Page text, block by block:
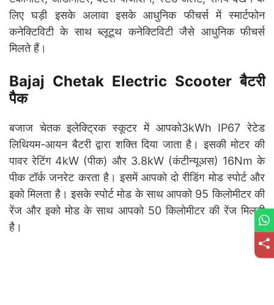
लिए घड़ी इसके अलावा इसके आधुनिक फीचर्स में स्मार्टफोन
कनेक्टिविटी के साथ ब्लूटूथ कनेक्टिविटी जैसे आधुनिक फीचर्स
मिलते हैं।
Bajaj Chetak Electric Scooter बैटरी
पैक
बजाज चेतक इलेक्ट्रिक स्कूटर में आपको3kWh IP67 रेटेड
लिथियम-आयन बैटरी द्वारा शक्ति दिया जाता है। इसकी मोटर की
पावर रेटिंग 4kW (पीक) और 3.8kW (कंटीन्यूअस) 16Nm के
पीक टॉर्क जनरेट करता है। इसमें आपको दो रीडिंग मोड स्पोर्ट और
इको मिलता है। इसके स्पोर्ट मोड के साथ आपको 95 किलोमीटर की
रेंज और इको मोड के साथ आपको 50 किलोमीटर की रेंज मिलती
है।